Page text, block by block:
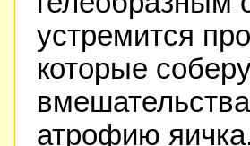
устремится
которые
атрофию